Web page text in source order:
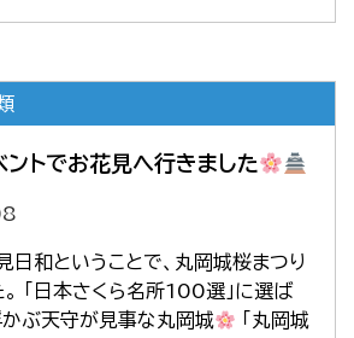
類
ントでお花見へ行きました
日和ということで、丸岡城桜まつり
「日本さくら名所100選」に選ば
かぶ天守が見事な丸岡城
「丸岡城